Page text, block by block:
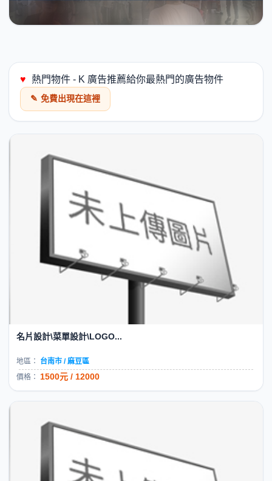
♥ 熱門物件 - K 廣告推薦給你最熱門的廣告物件
✎ 免費出現在這裡
名片設計\菜單設計\LOGO...
地區：
台南市 / 麻豆區
價格： 1500元 / 12000